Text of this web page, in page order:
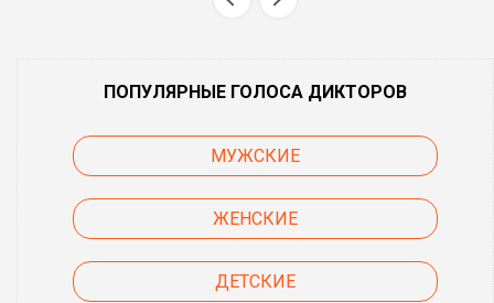
ПОПУЛЯРНЫЕ ГОЛОСА ДИКТОРОВ
МУЖСКИЕ
ЖЕНСКИЕ
ДЕТСКИЕ